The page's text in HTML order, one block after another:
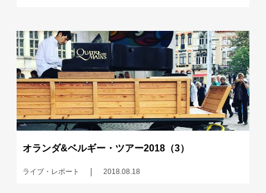
オランダ&ベルギー・ツアー2018（3）
ライブ・レポート 2018.08.18